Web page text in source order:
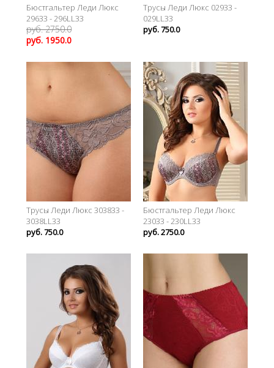
Бюстгальтер Леди Люкс
29633 - 296LL33
руб. 2750.0
руб. 1950.0
Трусы Леди Люкс 02933 -
029LL33
руб. 750.0
Трусы Леди Люкс 303833 -
3038LL33
руб. 750.0
Бюстгальтер Леди Люкс
23033 - 230LL33
руб. 2750.0